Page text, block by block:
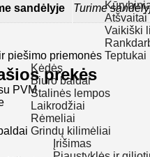
piešimo priemonės
Atšvaitai
Vaikiški
Teptukai
Kėdės
Biuro baldai
Stalinės lempos
Laikrodžiai
Rėmeliai
Grindų kilimėliai
Įrišimas
sandėlyje Turime
prekės
PVM